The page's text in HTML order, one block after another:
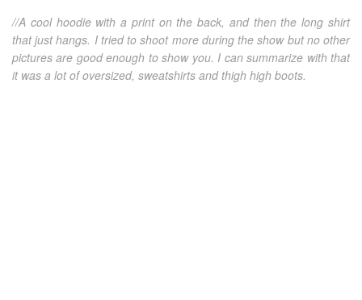
//A cool hoodie with a print on the back, and then the long shirt
that just hangs. I tried to shoot more during the show but no other
pictures are good enough to show you. I can summarize with that
it was a lot of oversized, sweatshirts and thigh high boots.